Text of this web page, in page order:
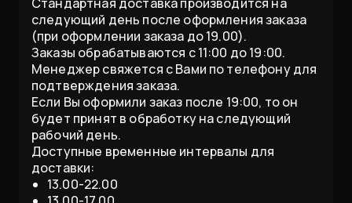
следующий день после оформления заказа
(при оформлении заказа до 19.00).
Заказы обрабатываются с 11:00 до 19:00.
Менеджер свяжется с Вами по телефону для
подтверждения заказа.
Если Вы оформили заказ после 19:00, то он
будет принят в обработку на следующий
рабочий день.
Доступные временные интервалы для
доставки:
13.00-22.00